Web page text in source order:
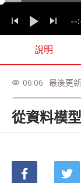
心法
資料科學
課程內容(60)
--
說明
visibility 06:06 最後更新
從資料模